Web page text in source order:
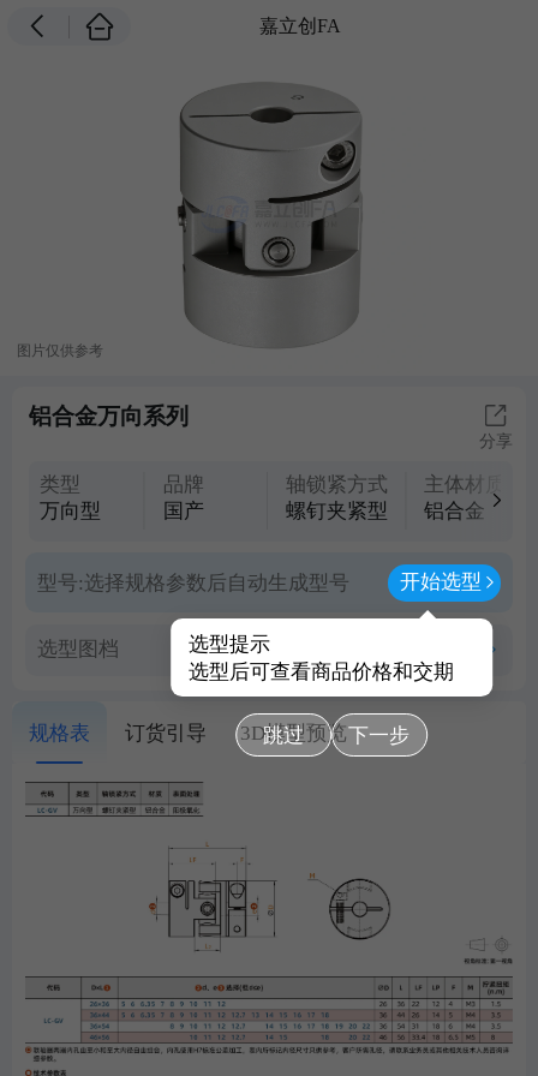
嘉立创FA
图片仅供参考
铝合金万向系列
分享
类型
万向型
品牌
国产
轴锁紧方式
螺钉夹紧型
主体材质
铝合金
型号:选择规格参数后自动生成型号 开始选型
选型提示
选型后可查看商品价格和交期
跳过 下一步
选型图档
规格表 订货引导 3D模型预览